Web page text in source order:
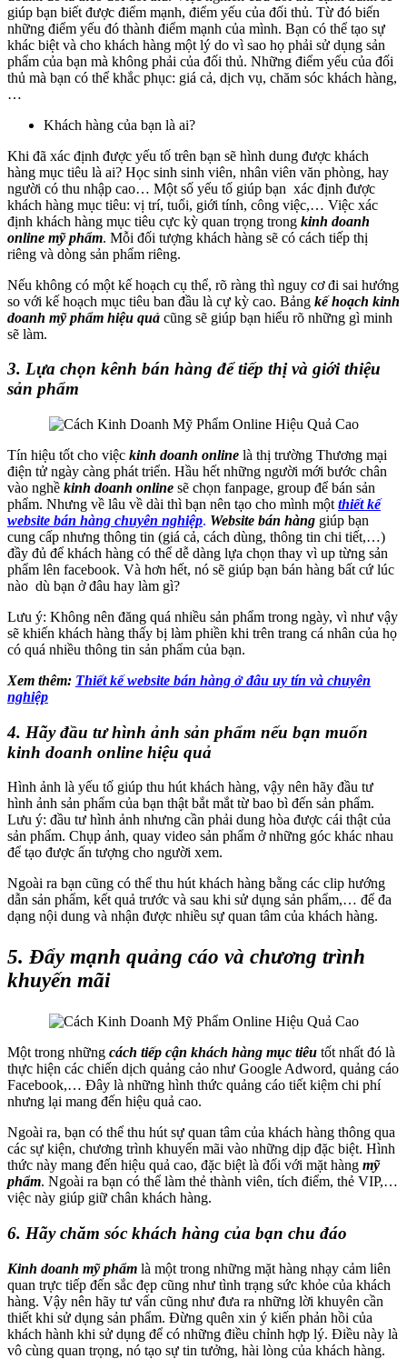
giúp bạn biết được điểm mạnh, điểm yếu của đối thủ. Từ đó biến
những điểm yếu đó thành điểm mạnh của mình. Bạn có thể tạo sự
khác biệt và cho khách hàng một lý do vì sao họ phải sử dụng sản
phẩm của bạn mà không phải của đối thủ. Những điểm yếu của đối
thủ mà bạn có thể khắc phục: giá cả, dịch vụ, chăm sóc khách hàng,
…
Khách hàng của bạn là ai?
Khi đã xác định được yếu tố trên bạn sẽ hình dung được khách
hàng mục tiêu là ai? Học sinh sinh viên, nhân viên văn phòng, hay
người có thu nhập cao… Một số yếu tố giúp bạn xác định được
khách hàng mục tiêu: vị trí, tuổi, giới tính, công việc,… Việc xác
định khách hàng mục tiêu cực kỳ quan trọng trong kinh doanh
online mỹ phẩm. Mỗi đối tượng khách hàng sẽ có cách tiếp thị
riêng và dòng sản phẩm riêng.
Nếu không có một kế hoạch cụ thể, rõ ràng thì nguy cơ đi sai hướng
so với kế hoạch mục tiêu ban đầu là cự kỳ cao. Bảng kế hoạch kinh
doanh mỹ phẩm hiệu quả cũng sẽ giúp bạn hiểu rõ những gì minh
sẽ làm.
3. Lựa chọn kênh bán hàng để tiếp thị và giới thiệu
sản phẩm
Tín hiệu tốt cho việc kinh doanh online là thị trường Thương mại
điện tử ngày càng phát triển. Hầu hết những người mới bước chân
vào nghề kinh doanh online sẽ chọn fanpage, group để bán sản
phẩm. Nhưng về lâu về dài thì bạn nên tạo cho mình một thiết kế
website bán hàng chuyên nghiệp. Website bán hàng giúp bạn
cung cấp nhưng thông tin (giá cả, cách dùng, thông tin chi tiết,…)
đầy đủ để khách hàng có thể dễ dàng lựa chọn thay vì up từng sản
phẩm lên facebook. Và hơn hết, nó sẽ giúp bạn bán hàng bất cứ lúc
nào dù bạn ở đâu hay làm gì?
Lưu ý: Không nên đăng quá nhiều sản phẩm trong ngày, vì như vậy
sẽ khiến khách hàng thấy bị làm phiền khi trên trang cá nhân của họ
có quá nhiều thông tin sản phẩm của bạn.
Xem thêm: Thiết kế website bán hàng ở đâu uy tín và chuyên
nghiệp
4. Hãy đầu tư hình ảnh sản phẩm nếu bạn muốn
kinh doanh online hiệu quả
Hình ảnh là yếu tố giúp thu hút khách hàng, vậy nên hãy đầu tư
hình ảnh sản phẩm của bạn thật bắt mắt từ bao bì đến sản phẩm.
Lưu ý: đầu tư hình ảnh nhưng cần phải dung hòa được cái thật của
sản phẩm. Chụp ảnh, quay video sản phẩm ở những góc khác nhau
để tạo được ấn tượng cho người xem.
Ngoài ra bạn cũng có thể thu hút khách hàng bằng các clip hướng
dẫn sản phẩm, kết quả trước và sau khi sử dụng sản phẩm,… để đa
dạng nội dung và nhận được nhiều sự quan tâm của khách hàng.
5. Đẩy mạnh quảng cáo và chương trình
khuyến mãi
Một trong những cách tiếp cận khách hàng mục tiêu tốt nhất đó là
thực hiện các chiến dịch quảng cảo như Google Adword, quảng cáo
Facebook,… Đây là những hình thức quảng cáo tiết kiệm chi phí
nhưng lại mang đến hiệu quả cao.
Ngoài ra, bạn có thể thu hút sự quan tâm của khách hàng thông qua
các sự kiện, chương trình khuyến mãi vào những dịp đặc biệt. Hình
thức này mang đến hiệu quả cao, đặc biệt là đối với mặt hàng mỹ
phẩm. Ngoài ra bạn có thể làm thẻ thành viên, tích điểm, thẻ VIP,…
việc này giúp giữ chân khách hàng.
6. Hãy chăm sóc khách hàng của bạn chu đáo
Kinh doanh mỹ phẩm là một trong những mặt hàng nhạy cảm liên
quan trực tiếp đến sắc đẹp cũng như tình trạng sức khỏe của khách
hàng. Vậy nên hãy tư vấn cũng như đưa ra những lời khuyên cần
thiết khi sử dụng sản phẩm. Đừng quên xin ý kiến phản hồi của
khách hành khi sử dụng để có những điều chỉnh hợp lý. Điều này là
vô cùng quan trọng, nó tạo sự tin tưởng, hài lòng của khách hàng.